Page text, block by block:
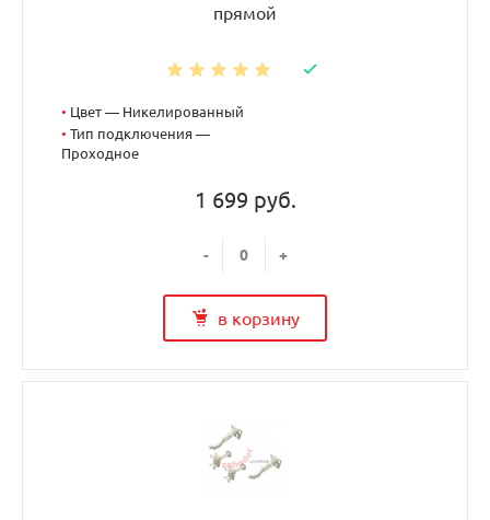
прямой
• Цвет — Никелированный
• Тип подключения —
Проходное
1 699 руб.
- +
в корзину